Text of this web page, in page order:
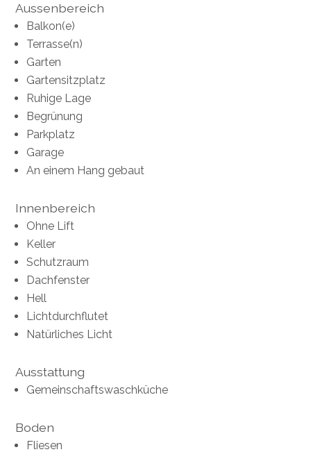
Aussenbereich
Balkon(e)
Terrasse(n)
Garten
Gartensitzplatz
Ruhige Lage
Begrünung
Parkplatz
Garage
An einem Hang gebaut
Innenbereich
Ohne Lift
Keller
Schutzraum
Dachfenster
Hell
Lichtdurchflutet
Natürliches Licht
Ausstattung
Gemeinschaftswaschküche
Boden
Fliesen